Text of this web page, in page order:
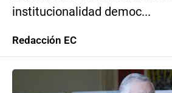
institucionalidad democ...
Redacción EC